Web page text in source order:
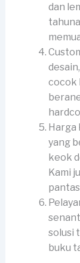
dan
cocok
Harga
yang
keok
Kami
solusi
buku